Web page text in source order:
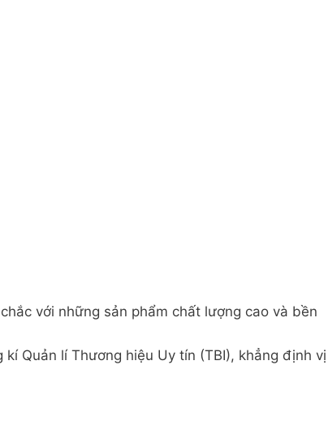
với những sản phẩm chất lượng cao và bền
Quản lí Thương hiệu Uy tín (TBI), khẳng định vị